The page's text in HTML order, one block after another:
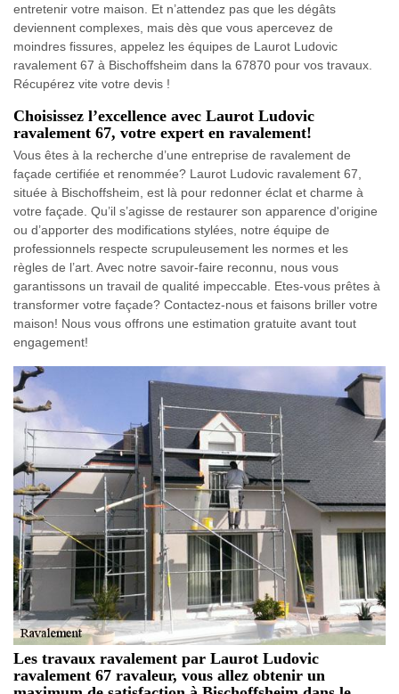
entretenir votre maison. Et n’attendez pas que les dégâts
deviennent complexes, mais dès que vous apercevez de
moindres fissures, appelez les équipes de Laurot Ludovic
ravalement 67 à Bischoffsheim dans la 67870 pour vos travaux.
Récupérez vite votre devis !
Choisissez l’excellence avec Laurot Ludovic
ravalement 67, votre expert en ravalement!
Vous êtes à la recherche d’une entreprise de ravalement de
façade certifiée et renommée? Laurot Ludovic ravalement 67,
située à Bischoffsheim, est là pour redonner éclat et charme à
votre façade. Qu’il s’agisse de restaurer son apparence d'origine
ou d’apporter des modifications stylées, notre équipe de
professionnels respecte scrupuleusement les normes et les
règles de l’art. Avec notre savoir-faire reconnu, nous vous
garantissons un travail de qualité impeccable. Etes-vous prêtes à
transformer votre façade? Contactez-nous et faisons briller votre
maison! Nous vous offrons une estimation gratuite avant tout
engagement!
Les travaux ravalement par Laurot Ludovic
ravalement 67 ravaleur, vous allez obtenir un